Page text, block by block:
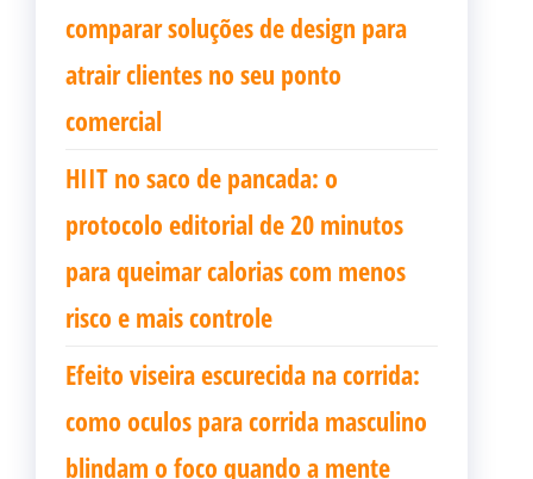
comparar soluções de design para
atrair clientes no seu ponto
comercial
HIIT no saco de pancada: o
protocolo editorial de 20 minutos
para queimar calorias com menos
risco e mais controle
Efeito viseira escurecida na corrida:
como oculos para corrida masculino
blindam o foco quando a mente